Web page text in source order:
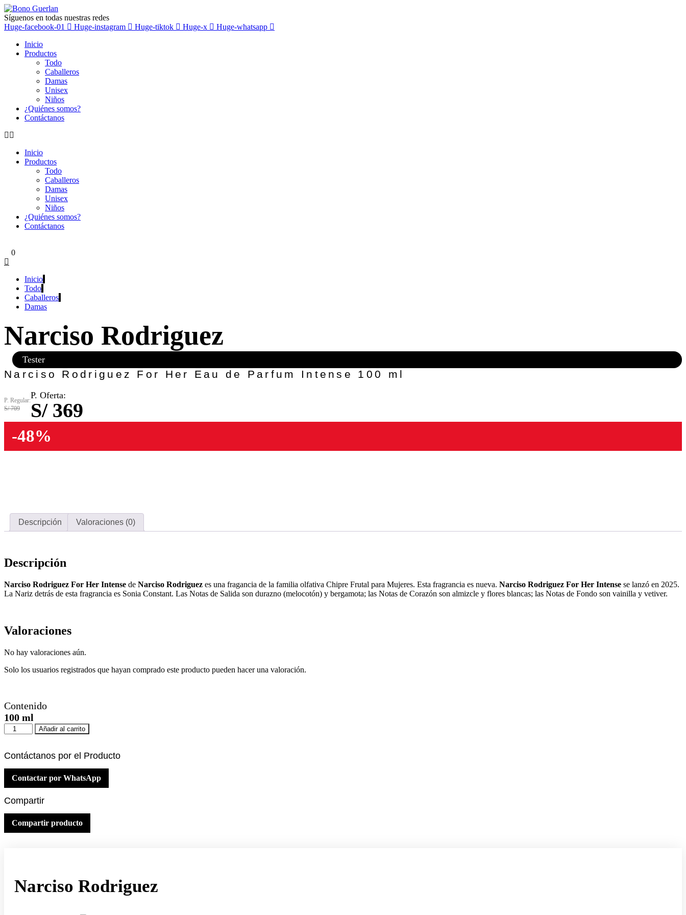
Ir
al
contenido
Síguenos en todas nuestras redes
Huge-facebook-01
Huge-instagram Huge-tiktok Huge-x
Huge-whatsapp
Inicio
Productos
Todo
Caballeros
Damas
Unisex
Niños
¿Quiénes somos?
Contáctanos
Inicio
Productos
Todo
Caballeros
Damas
Unisex
Niños
¿Quiénes somos?
Contáctanos
0
Inicio
Todo
Caballeros
Damas
Narciso Rodriguez
Tester
Narciso Rodriguez For Her Eau de Parfum Intense 100 ml
P. Regular:
S/ 709
P. Oferta:
S/ 369
-48%
Descripción Valoraciones (0)
Descripción
Narciso Rodriguez For Her Intense de Narciso Rodriguez es una fragancia de la familia olfativa Chipre Frutal para Mujeres. Esta fragrancia es nueva. Narciso Rodriguez For Her Intense se lanzó en 2025.
La Nariz detrás de esta fragrancia es Sonia Constant. Las Notas de Salida son durazno (melocotón) y bergamota; las Notas de Corazón son almizcle y flores blancas; las Notas de Fondo son vainilla y vetiver.
Valoraciones
No hay valoraciones aún.
Solo los usuarios registrados que hayan comprado este producto pueden hacer una valoración.
Contenido
100 ml
Narciso
Rodriguez
Her
Parfum
100
cantidad
Añadir al carrito
Contáctanos por el Producto
Contactar por WhatsApp
Compartir
Compartir producto
Narciso Rodriguez